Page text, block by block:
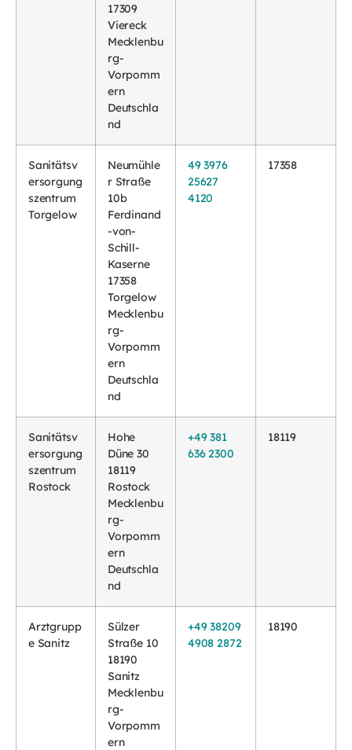
17309
Viereck
Mecklenbu
rg-
Vorpomm
ern
Deutschla
nd
Sanitätsv
ersorgung
szentrum
Torgelow
Neumühle
r Straße
10b
Ferdinand
-von-
Schill-
Kaserne
17358
Torgelow
Mecklenbu
rg-
Vorpomm
ern
Deutschla
nd
49 3976
25627
4120
17358
Sanitätsv
ersorgung
szentrum
Rostock
Hohe
Düne 30
18119
Rostock
Mecklenbu
rg-
Vorpomm
ern
Deutschla
nd
+49 381
636 2300
18119
Arztgrupp
e Sanitz
Sülzer
Straße 10
18190
Sanitz
Mecklenbu
rg-
Vorpomm
ern
+49 38209
4908 2872
18190